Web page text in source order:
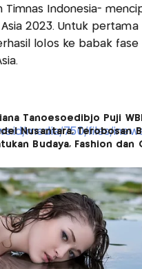
Timnas Indonesia-
2023. Untuk pertama
lolos ke babak fase
Tanoesoedibjo Puji
Nusantara, Terobosan
Budaya, Fashion dan